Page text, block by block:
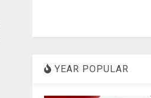
YEAR POPULAR